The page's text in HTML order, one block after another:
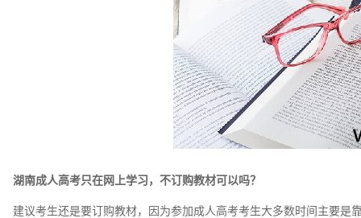
湖南成人高考只在网上学习，不订购教材可以吗？
建议考生还是要订购教材，因为参加成人高考考生大多数时间主要是